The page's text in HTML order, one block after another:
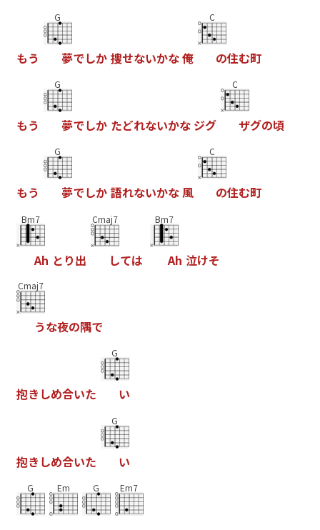
もう
G
夢でしか 捜せないかな俺
C
の住む町
もう
G
夢でしか たどれないかな ジグ
C
ザグの頃
もう
G
夢でしか 語れないかな風
C
の住む町
Bm7
Ah と り出
Cmaj7
しては
Bm7
Ah 泣けそ
Cmaj7
うな夜の隅で
抱き しめ合いた
G
い
抱き しめ合いた
G
い
G Em G Em7